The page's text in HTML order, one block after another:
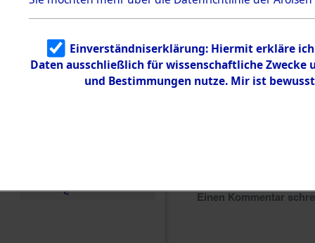
5.3.2
Identifizierun
5.3.3
Todesmärsch
e Einen Kommentar
Einverständniserklärung: Hiermit erkläre
Daten ausschließlich für wissenschaftliche
und Bestimmungen nutze. Mir ist